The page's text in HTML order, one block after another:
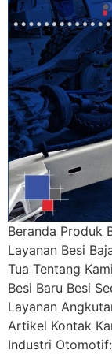
Beranda Produk
Layanan Besi
Tua Tentang
Besi Baru Besi
Layanan
Artikel Kontak
Industri